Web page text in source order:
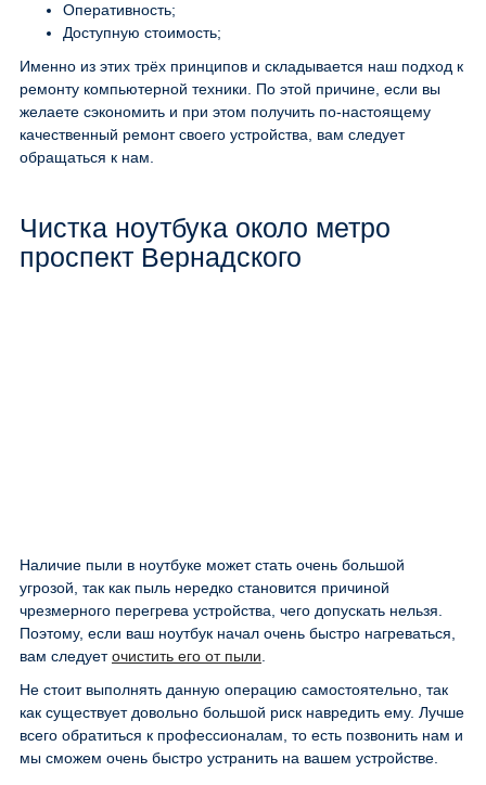
Оперативность;
Доступную стоимость;
Именно из этих трёх принципов и складывается наш подход к
ремонту компьютерной техники. По этой причине, если вы
желаете сэкономить и при этом получить по-настоящему
качественный ремонт своего устройства, вам следует
обращаться к нам.
Чистка ноутбука около метро
проспект Вернадского
Наличие пыли в ноутбуке может стать очень большой
угрозой, так как пыль нередко становится причиной
чрезмерного перегрева устройства, чего допускать нельзя.
Поэтому, если ваш ноутбук начал очень быстро нагреваться,
вам следуеточистить его от пыли
Не стоит выполнять данную операцию самостоятельно, так
как существует довольно большой риск навредить ему. Лучше
всего обратиться к профессионалам, то есть позвонить нам и
мы сможем очень быстро устранить на вашем устройстве.